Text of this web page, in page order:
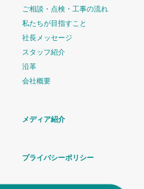
ご相談・点検・工事の流れ
私たちが目指すこと
社長メッセージ
スタッフ紹介
沿革
会社概要
メディア紹介
プライバシーポリシー